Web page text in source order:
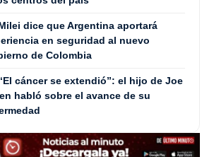
dice que Argentina aportará
en seguridad al nuevo
de Colombia
cáncer se extendió”: el hijo de Joe
habló sobre el avance de su